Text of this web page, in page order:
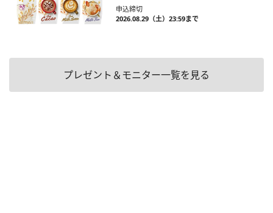
申込締切
2026.08.29（土）23:59まで
プレゼント＆モニター一覧を見る